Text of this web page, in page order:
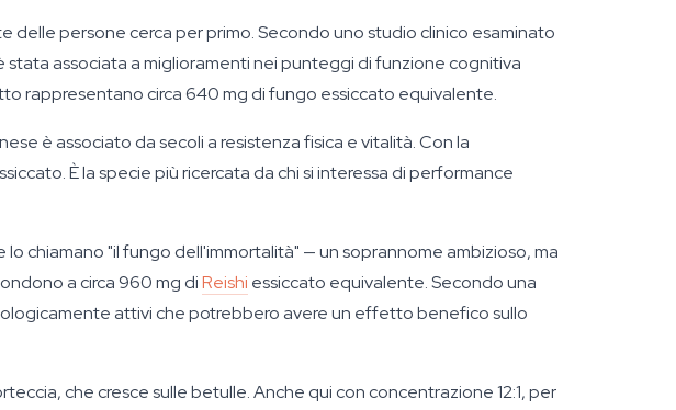
delle persone cerca per primo. Secondo uno studio clinico esaminato
associata a miglioramenti nei punteggi di funzione cognitiva
rappresentano circa 640 mg di fungo essiccato equivalente.
è associato da secoli a resistenza fisica e vitalità. Con la
È la specie più ricercata da chi si interessa di performance
chiamano "il fungo dell'immortalità" — un soprannome ambizioso, ma
a circa 960 mg diReishi essiccato equivalente. Secondo una
attivi che potrebbero avere un effetto benefico sullo
che cresce sulle betulle. Anche qui con concentrazione 12:1, per